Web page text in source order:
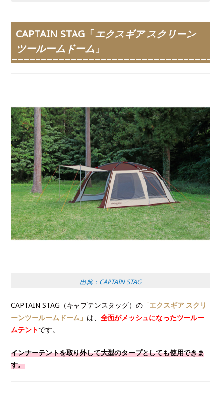
CAPTAIN STAG「エクスギア スクリーン
ツールームドーム 」
出典：CAPTAIN STAG
CAPTAIN STAG（キャプテンスタッグ）の 「エクスギア スクリ
ーンツールームドーム」 は、全面がメッシュになったツールー
ムテントです。
インナーテントを取り外して大型のタープとしても使用できま
す。